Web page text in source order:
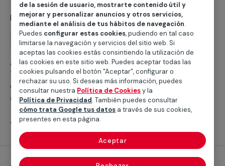
Instalación de ducha
Instalación
¿Buscas ayuda para instalar un plato de ducha?
Trabajamos con servicios cualificados profesionales
que te ayudarán a cubrir cualquier necesidad para
sustituir tu bañera por un plato de ducha o realizar la
nueva instalación de un plato de ducha.
Ver servicios
de la sesión de usuario, mostrarte contenido útil y
mejorar y personalizar anuncios y otros servicios,
mediante el análisis de tus hábitos de navegación.
Puedes configurar estas cookies, pudiendo en tal caso
limitarse la navegación y servicios del sitio web. Si
aceptas las cookies estás consintiendo la utilización de
las cookies en este sitio web. Puedes aceptar todas las
cookies pulsando el botón "Aceptar", configurar o
rechazar su uso. Si deseas más información, puedes
consultar nuestra Política de Cookiesy la
Política de Privacidad. También puedes consultar
cómo trata Google tus datos a través de sus cookies,
presentes en esta página.
Aceptar